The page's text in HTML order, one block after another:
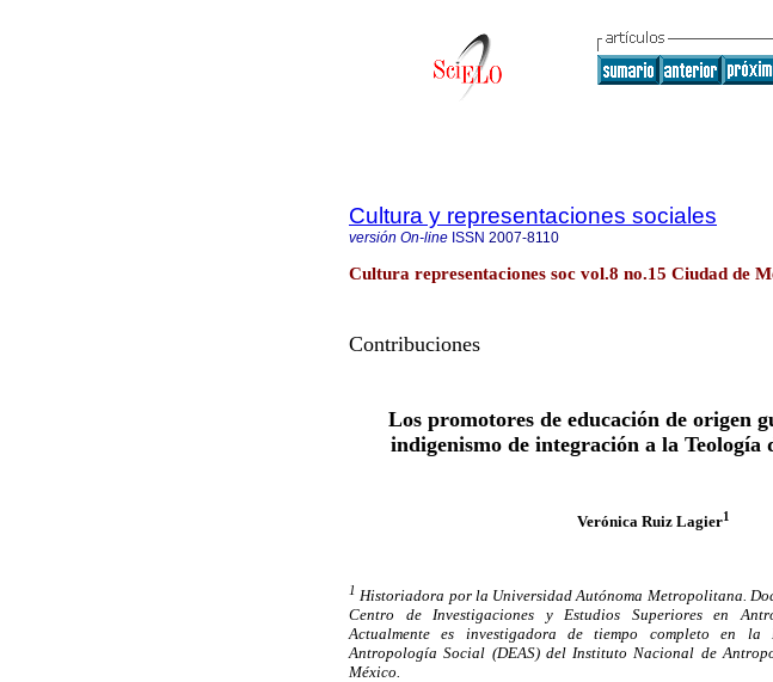
Cultura y representaciones sociales
versión On-line ISSN 2007-8110
Cultura representaciones soc vol.8 no.15 Ciudad de
Contribuciones
Los promotores de educación de origen
indigenismo de integración a la Teología
Verónica Ruiz Lagier1
1 Historiadora por la Universidad Autónoma Metropolitana.
Centro de Investigaciones y Estudios Superiores en
Actualmente es investigadora de tiempo completo en
Antropología Social (DEAS) del Instituto Nacional de
México.